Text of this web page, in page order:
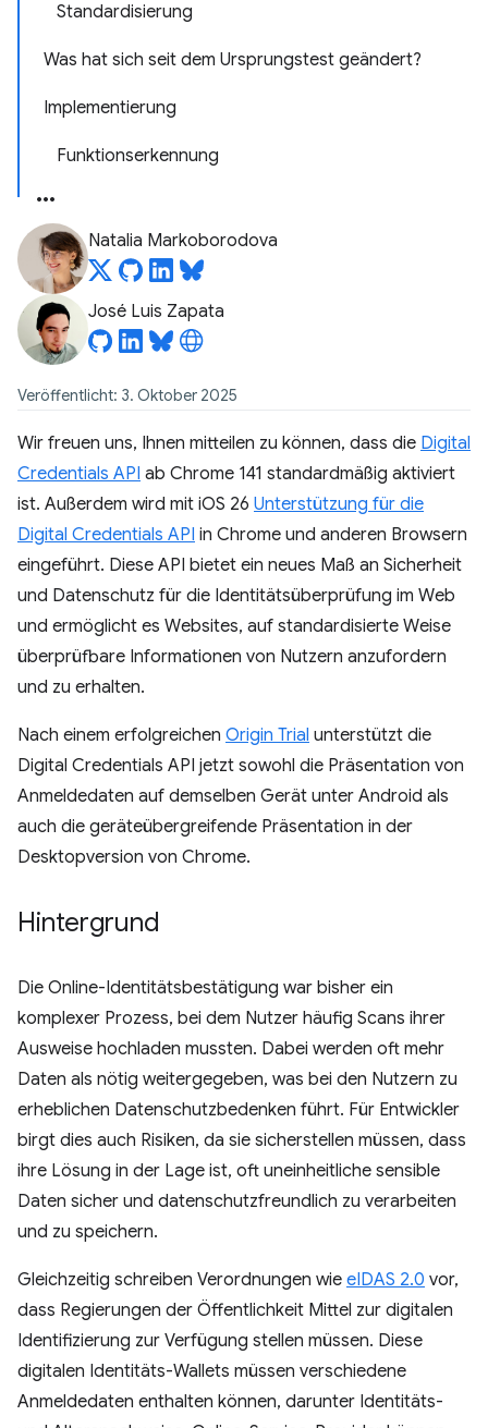
Standardisierung
Was hat sich seit dem Ursprungstest geändert?
Implementierung
Funktionserkennung
Natalia Markoborodova
José Luis Zapata
Veröffentlicht: 3. Oktober 2025
Wir freuen uns, Ihnen mitteilen zu können, dass die Digital
Credentials API ab Chrome 141 standardmäßig aktiviert
ist. Außerdem wird mit iOS 26 Unterstützung für die
Digital Credentials API in Chrome und anderen Browsern
eingeführt. Diese API bietet ein neues Maß an Sicherheit
und Datenschutz für die Identitätsüberprüfung im Web
und ermöglicht es Websites, auf standardisierte Weise
überprüfbare Informationen von Nutzern anzufordern
und zu erhalten.
Nach einem erfolgreichen Origin Trial unterstützt die
Digital Credentials API jetzt sowohl die Präsentation von
Anmeldedaten auf demselben Gerät unter Android als
auch die geräteübergreifende Präsentation in der
Desktopversion von Chrome.
Hintergrund
Die Online-Identitätsbestätigung war bisher ein
komplexer Prozess, bei dem Nutzer häufig Scans ihrer
Ausweise hochladen mussten. Dabei werden oft mehr
Daten als nötig weitergegeben, was bei den Nutzern zu
erheblichen Datenschutzbedenken führt. Für Entwickler
birgt dies auch Risiken, da sie sicherstellen müssen, dass
ihre Lösung in der Lage ist, oft uneinheitliche sensible
Daten sicher und datenschutzfreundlich zu verarbeiten
und zu speichern.
Gleichzeitig schreiben Verordnungen wie eIDAS 2.0 vor,
dass Regierungen der Öffentlichkeit Mittel zur digitalen
Identifizierung zur Verfügung stellen müssen. Diese
digitalen Identitäts-Wallets müssen verschiedene
Anmeldedaten enthalten können, darunter Identitäts-